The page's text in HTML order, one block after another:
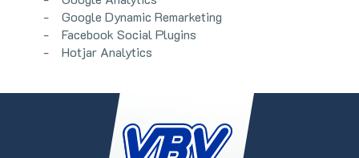
- Google Dynamic Remarketing
- Facebook Social Plugins
- Hotjar Analytics